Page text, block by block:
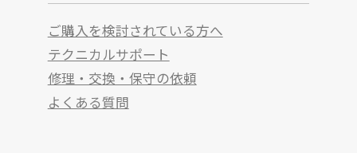
ご購入を検討されている方へ
テクニカルサポート
修理・交換・保守の依頼
よくある質問